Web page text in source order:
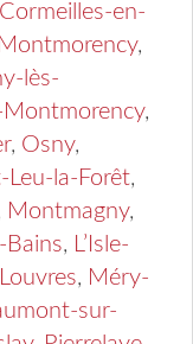
Cormeilles-en-
Montmorency,
lès-
,
, Osny,
Leu-la-Forêt,
Montmagny,
Bains, L’Isle-
Louvres, Méry-
sur-